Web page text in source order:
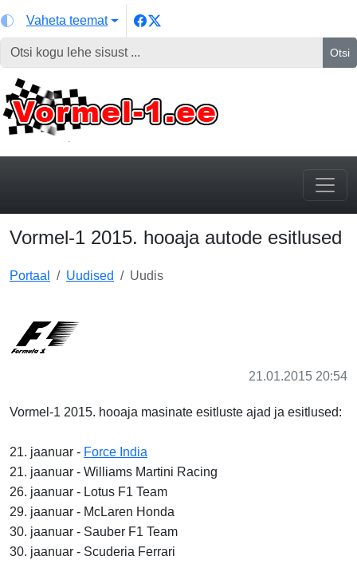
Vaheta teemat
Otsi
Vormel-1 2015. hooaja autode esitlused
Portaal Uudised Uudis
21.01.2015 20:54
Vormel-1 2015. hooaja masinate esitluste ajad ja esitlused:
21. jaanuar - Force India
21. jaanuar - Williams Martini Racing
26. jaanuar - Lotus F1 Team
29. jaanuar - McLaren Honda
30. jaanuar - Sauber F1 Team
30. jaanuar - Scuderia Ferrari